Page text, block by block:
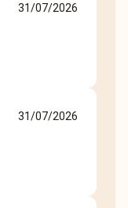
31/07/2026
31/07/2026